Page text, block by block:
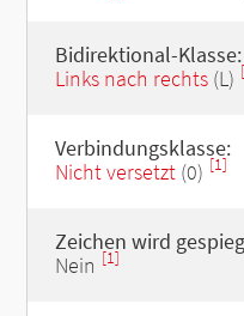
Bidirektional-Klasse:
Links nach rechts(L)
Verbindungsklasse:
Nicht versetzt(0) [1]
Zeichen wird
Nein [1]